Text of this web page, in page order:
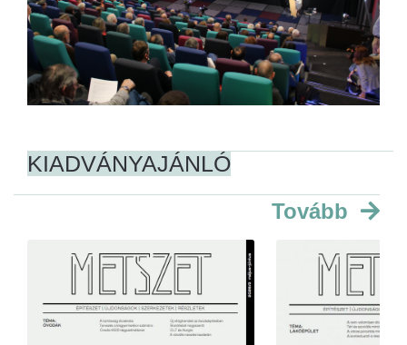
KIADVÁNYAJÁNLÓ
Tovább